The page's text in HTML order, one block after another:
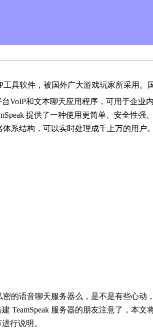
工具软件，被国外广大游戏玩家所采用。
台VoIP和文本聊天应用程序，可用于企
提供了一种使用更简单、安全性
系结构，可以实时处理成千上万的用户。
的语音聊天服务器么，是不是有些心动
TeamSpeak 服务器的朋友注意了，本文
行说明。